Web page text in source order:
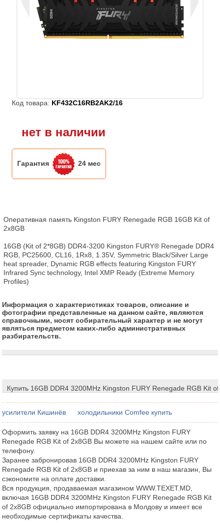
Код товара: KF432C16RB2AK2/16
нет в наличии
Гарантия 24 мес
Оперативная память Kingston FURY Renegade RGB 16GB Kit of
2x8GB
16GB (Kit of 2*8GB) DDR4-3200 Kingston FURY® Renegade DDR4
RGB, PC25600, CL16, 1Rx8, 1.35V, Symmetric Black/Silver Large
heat spreader, Dynamic RGB effects featuring Kingston FURY
Infrared Sync technology, Intel XMP Ready (Extreme Memory
Profiles)
Информация о характеристиках товаров, описание и
фотографии представленные на данном сайте, являются
справочными, носят собирательный характер и не могут
являться предметом каких-либо административных
разбирательств.
Купить 16GB DDR4 3200MHz Kingston FURY Renegade RGB Kit
усилители Кишинёв холодильники Comfee купить
Оформить заявку на 16GB DDR4 3200MHz Kingston FURY
Renegade RGB Kit of 2x8GB Вы можете на нашем сайте или по
телефону.
Заранее забронировав 16GB DDR4 3200MHz Kingston FURY
Renegade RGB Kit of 2x8GB и приехав за ним в наш магазин, Вы
сэкономите на оплате доставки.
Вся продукция, продаваемая магазином WWW.TEXET.MD,
включая 16GB DDR4 3200MHz Kingston FURY Renegade RGB Kit
of 2x8GB официально импортирована в Молдову и имеет все
необходимые сертификаты качества.